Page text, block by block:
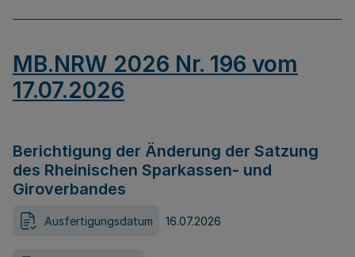
MB.NRW 2026 Nr. 196 vom
17.07.2026
Berichtigung der Änderung der Satzung
des Rheinischen Sparkassen- und
Giroverbandes
Ausfertigungsdatum 16.07.2026